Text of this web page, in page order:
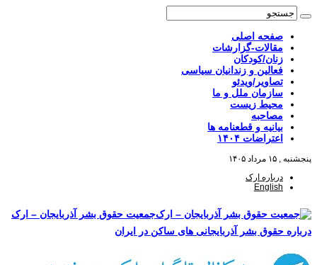
صفحه اصلی
مقالات-گزارشات
زنان/کودکان
فعالین و زندانیان سیاسی
تصاویر/ویدئو
سازمان ملل و ما
محیط زیست
مصاحبه
بیانیه و قطعنامه ها
اعتراضات ۱۴۰۴
پنجشنبه , ۱۵ مرداد ۱۴۰۵
درباره ارک
English
جمعیت حقوق بشر آذربایجان – ارک
درباره حقوق بشر آذربایجانی های ساکن در ایران